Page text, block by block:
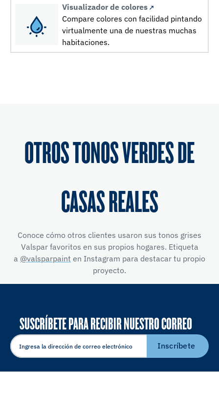
Visualizador de colores
Compare colores con facilidad pintando
virtualmente una de nuestras muchas
habitaciones.
OTROS TONOS VERDES DE
CASAS REALES
Conoce cómo otros clientes usaron sus tonos grises
Valspar favoritos en sus propios hogares. Etiqueta
a @valsparpaint en Instagram para destacar tu propio
proyecto.
SUSCRÍBETE PARA RECIBIR NUESTRO CORREO
ELECTRÓNICO
Inscríbete